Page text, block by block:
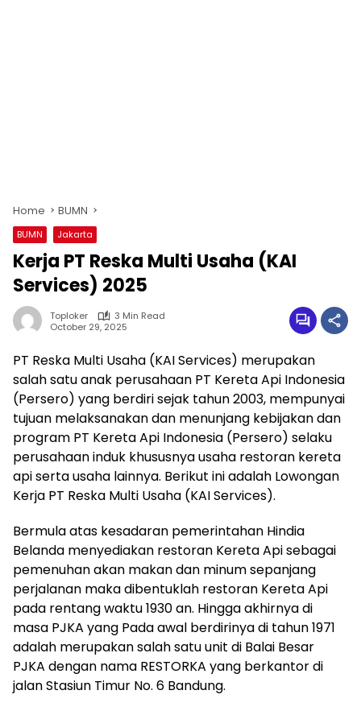
Home BUMN
BUMN Jakarta
Kerja PT Reska Multi Usaha (KAI
Services) 2025
Toploker
3 Min Read
October 29, 2025
PT Reska Multi Usaha (KAI Services) merupakan
salah satu anak perusahaan PT Kereta Api Indonesia
(Persero) yang berdiri sejak tahun 2003, mempunyai
tujuan melaksanakan dan menunjang kebijakan dan
program PT Kereta Api Indonesia (Persero) selaku
perusahaan induk khususnya usaha restoran kereta
api serta usaha lainnya. Berikut ini adalah Lowongan
Kerja PT Reska Multi Usaha (KAI Services).
Bermula atas kesadaran pemerintahan Hindia
Belanda menyediakan restoran Kereta Api sebagai
pemenuhan akan makan dan minum sepanjang
perjalanan maka dibentuklah restoran Kereta Api
pada rentang waktu 1930 an. Hingga akhirnya di
masa PJKA yang Pada awal berdirinya di tahun 1971
adalah merupakan salah satu unit di Balai Besar
PJKA dengan nama RESTORKA yang berkantor di
jalan Stasiun Timur No. 6 Bandung.